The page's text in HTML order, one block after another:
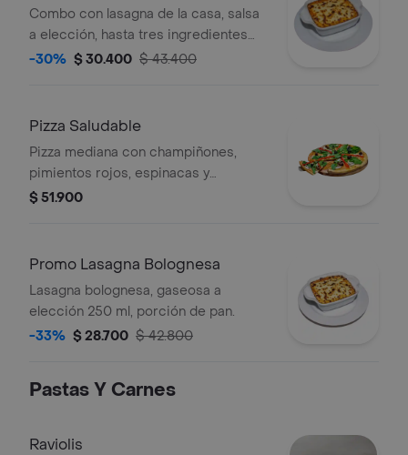
Combo con lasagna de la casa, salsa
a elección, hasta tres ingredientes
adicionales, pan de ajo y bebida.
-30% $ 30.400 $ 43.400
Pizza Saludable
Pizza mediana con champiñones,
pimientos rojos, espinacas y
aceitunas. Sabor a elección.
$ 51.900
Promo Lasagna Bolognesa
Lasagna bolognesa, gaseosa a
elección 250 ml, porción de pan.
-33% $ 28.700 $ 42.800
Pastas Y Carnes
Raviolis